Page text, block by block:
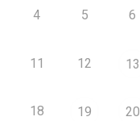
4 5 6
11 12 13
18 19 20